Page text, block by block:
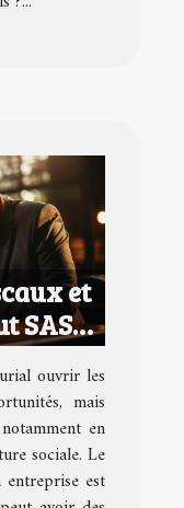
et
SAS
ouvrir les
mais
en
sociale. Le
est